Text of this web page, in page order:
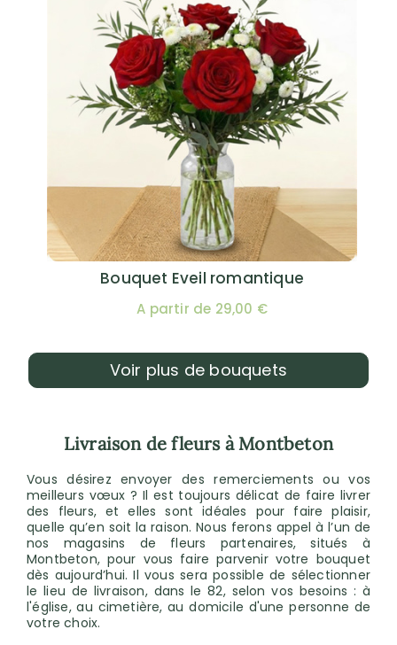
Bouquet Eveil romantique
A partir de 29,00 €
Voir plus de bouquets
Livraison de fleurs à Montbeton
Vous désirez envoyer des remerciements ou vos
meilleurs vœux ? Il est toujours délicat de faire livrer
des fleurs, et elles sont idéales pour faire plaisir,
quelle qu’en soit la raison. Nous ferons appel à l’un de
nos magasins de fleurs partenaires, situés à
Montbeton, pour vous faire parvenir votre bouquet
dès aujourd’hui. Il vous sera possible de sélectionner
le lieu de livraison, dans le 82, selon vos besoins : à
l'église, au cimetière, au domicile d'une personne de
votre choix.